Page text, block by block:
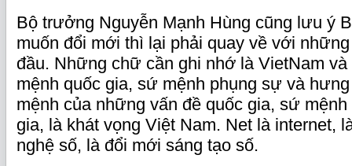
Bộ trưởng Nguyễn Mạnh Hùng cũng lưu ý
muốn đổi mới thì lại phải quay về với
đầu. Những chữ cần ghi nhớ là VietNam
mệnh quốc gia, sứ mệnh phụng sự và
mệnh của những vấn đề quốc gia, sứ
gia, là khát vọng Việt Nam. Net là internet,
nghệ số, là đổi mới sáng tạo số.